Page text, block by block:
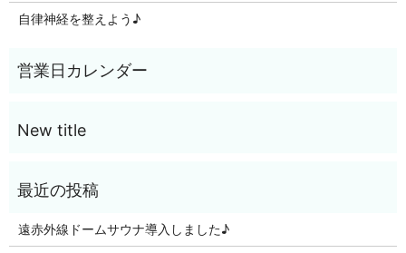
自律神経を整えよう♪
遠赤外線ドームサウナ導入しました♪